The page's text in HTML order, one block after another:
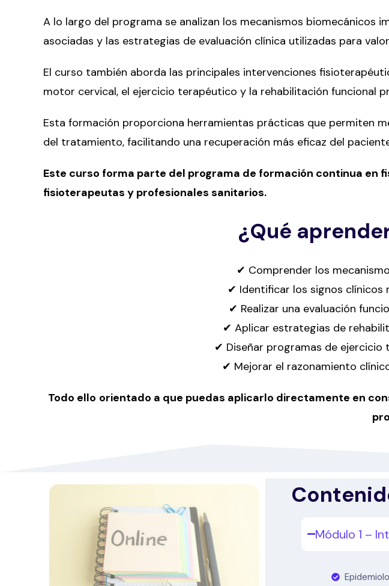
A lo largo del programa se analizan los mecanismos biomecánicos
asociadas y las estrategias de evaluación clínica utilizadas para
El curso también aborda las principales intervenciones
motor cervical, el ejercicio terapéutico y la rehabilitación funcional
Esta formación proporciona herramientas prácticas que permiten
del tratamiento, facilitando una recuperación más eficaz del
Este curso forma parte del programa de formación continua en
fisioterapeutas y profesionales sanitarios.
¿Qué
✔ Comprender los
✔ Identificar los signos clínicos
✔ Realizar una evaluación
✔ Aplicar estrategias de
✔ Diseñar programas de
✔ Mejorar el razonamiento
Todo ello orientado a que puedas aplicarlo directamente en
Módulo 1 –